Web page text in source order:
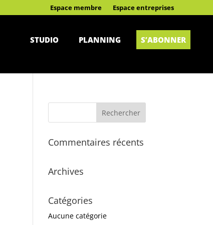
Espace membre Espace entreprises
STUDIO PLANNING S’ABONNER
Commentaires récents
Archives
Catégories
Aucune catégorie